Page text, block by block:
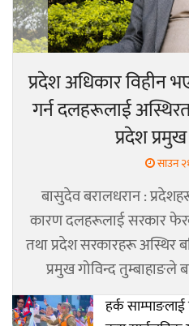
प्रदेश अधिकार विहीन
गर्न दलहरूलाई
प्रदेश
साउन
बासुदेव बरालधरान :
कारण दलहरूलाई सरकार
तथा प्रदेश सरकारहरू अस्थिर
प्रमुख गोविन्द तुम्बाहाङले
हर्क साम्पाङलाई